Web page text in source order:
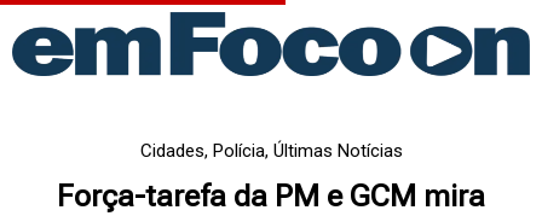
para
Cidades, Polícia, Últimas Notícias
Força-tarefa da PM e GCM mira